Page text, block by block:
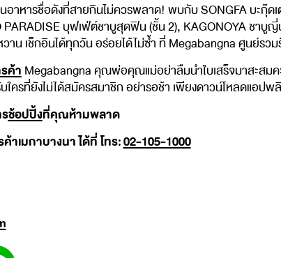
หารชื่อดังที่สายกินไม่ควรพลาด! พบกับ SONGFA บะกุ๊ดเ
บุฟเฟ่ต์ชาบูสุดฟิน (ชั้น 2), KAGONOYA ชาบู
น เช็กอินได้ทุกวัน อร่อยได้ไม่ซ้ำ ที่ Megabangna ศูนย์รว
ค้า Megabangna คุณพ่อคุณแม่อย่าลืมนำใบเสร็จมาสะสมค
ใครที่ยังไม่ได้สมัครสมาชิก อย่ารอช้า เพียงดาวน์โหลดแอปพ
ช้อปปิ้งที่คุณห้ามพลาด
าเมกาบางนา ได้ที่ โทร:02-105-1000